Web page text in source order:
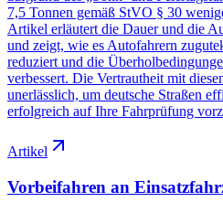
7,5 Tonnen gemäß StVO § 30
Artikel erläutert die Dauer und die
und zeigt, wie es Autofahrern
reduziert und die
verbessert. Die Vertrautheit mit
unerlässlich, um deutsche Straßen
erfolgreich auf Ihre Fahrprüfung
Artikel
Vorbeifahren an